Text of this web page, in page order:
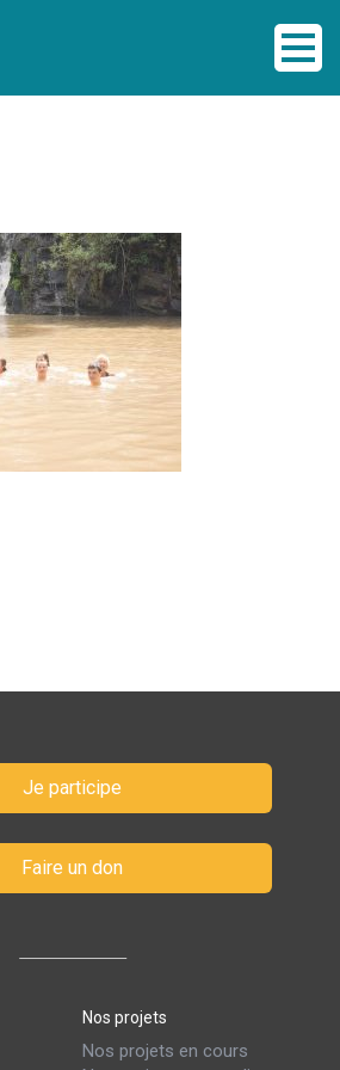
Je participe
Faire un don
Nos projets
Nos projets en cours